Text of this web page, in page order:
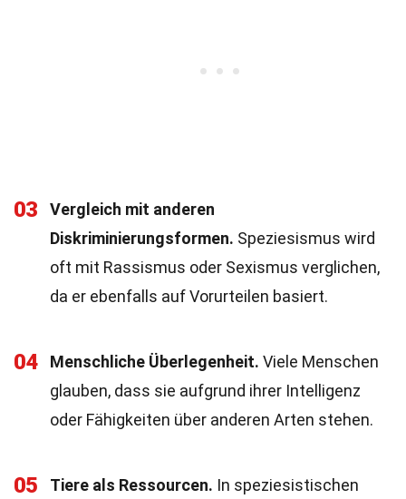
03
Vergleich mit anderen
Diskriminierungsformen. Speziesismus wird
oft mit Rassismus oder Sexismus verglichen,
da er ebenfalls auf Vorurteilen basiert.
04 Menschliche Überlegenheit. Viele Menschen
glauben, dass sie aufgrund ihrer Intelligenz
oder Fähigkeiten über anderen Arten stehen.
05 Tiere als Ressourcen. In speziesistischen